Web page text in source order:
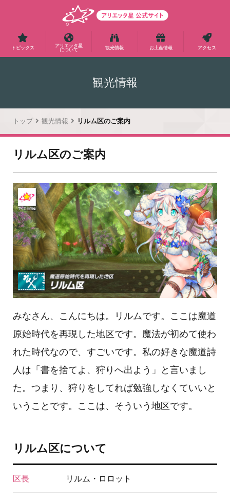
トピックス
アリエッタ星
について
観光情報 お土産情報 アクセス
観光情報
トップ 観光情報 リルム区のご案内
リルム区のご案内
みなさん、こんにちは。リルムです。ここは魔道
原始時代を再現した地区です。魔法が初めて使わ
れた時代なので、すごいです。私の好きな魔道詩
人は「書を捨てよ、狩りへ出よう」と言いまし
た。つまり、狩りをしてれば勉強しなくていいと
いうことです。ここは、そういう地区です。
リルム区について
区長 リルム・ロロット